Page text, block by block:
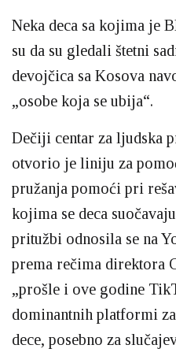
Neka deca sa kojima je
su da su gledali štetni
devojčica sa Kosova
„osobe koja se ubija“.
Dečiji centar za ljudska
otvorio je liniju za
pružanja pomoći pri
kojima se deca
pritužbi odnosila se na
prema rečima direktora
„prošle i ove godine
dominantnih platformi
dece, posebno za